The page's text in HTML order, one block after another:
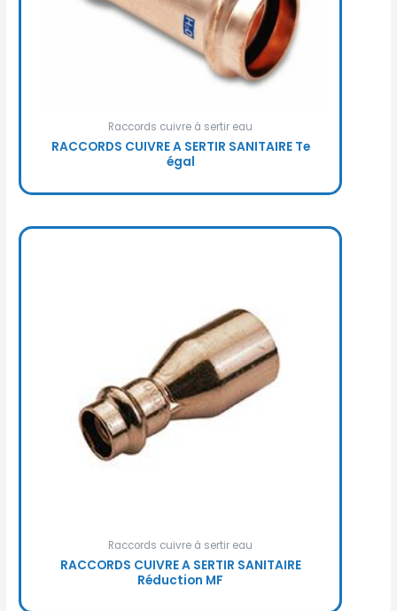
Raccords cuivre à sertir eau
RACCORDS CUIVRE A SERTIR SANITAIRE Te
égal
Raccords cuivre à sertir eau
RACCORDS CUIVRE A SERTIR SANITAIRE
Réduction MF